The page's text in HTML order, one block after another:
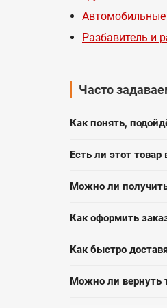
Автомобильные
Разбавитель и
Часто
Как понять,
Есть ли этот товар
Можно ли
Как оформить
Как быстро
Можно ли вернуть